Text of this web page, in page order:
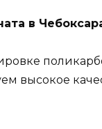
в
высокое